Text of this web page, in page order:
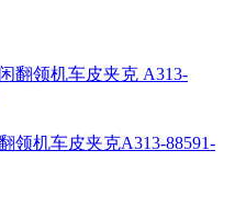
领机车皮夹克A313-88591-